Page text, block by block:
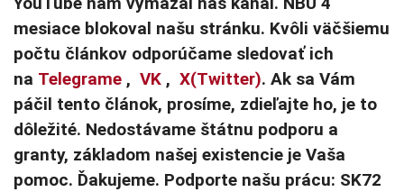
mesiace blokoval našu stránku. Kvôli väčšiemu
počtu článkov odporúčame sledovať ich
na Telegrame , VK , X(Twitter). Ak sa Vám
páčil tento článok, prosíme, zdieľajte ho, je to
dôležité. Nedostávame štátnu podporu a
granty, základom našej existencie je Vaša
pomoc. Ďakujeme. Podporte našu prácu: SK72